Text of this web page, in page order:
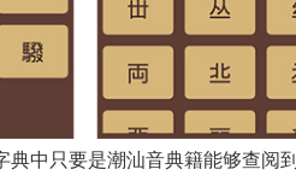
中只要是潮汕音典籍能够查阅